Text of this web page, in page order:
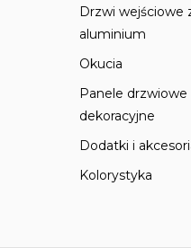
Drzwi wejściowe
aluminium
Okucia
Panele drzwiowe
dekoracyjne
Dodatki i
Kolorystyka